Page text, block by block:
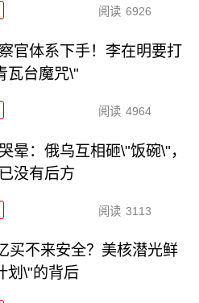
阅读 6926
官体系下手！李在明要打
瓦台魔咒\"
阅读 4964
晕：俄乌互相砸\"饭碗\"，
没有后方
阅读 3113
买不来安全？美核潜光鲜
划\"的背后